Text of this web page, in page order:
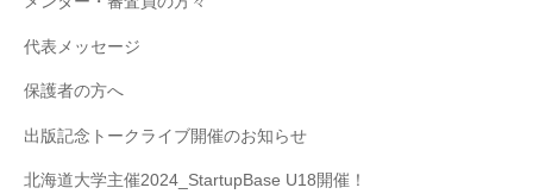
代表メッセージ
保護者の方へ
出版記念トークライブ開催のお知らせ
北海道大学主催2024_StartupBase U18開催！